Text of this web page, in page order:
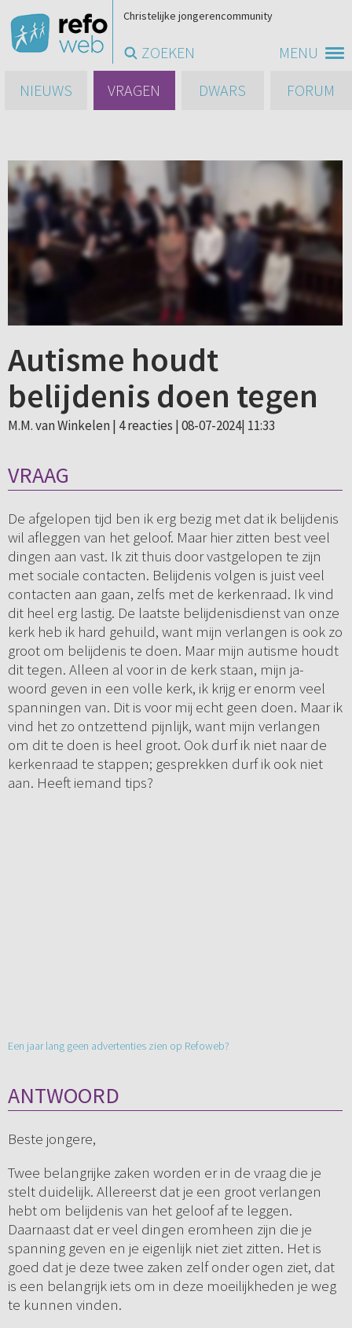
MENU
Christelijke jongerencommunity
ZOEKEN
NIEUWS
VRAGEN DWARS FORUM
Autisme houdt
belijdenis doen tegen
M.M. van Winkelen | 4 reacties | 08-07-2024| 11:33
VRAAG
De afgelopen tijd ben ik erg bezig met dat ik belijdenis
wil afleggen van het geloof. Maar hier zitten best veel
dingen aan vast. Ik zit thuis door vastgelopen te zijn
met sociale contacten. Belijdenis volgen is juist veel
contacten aan gaan, zelfs met de kerkenraad. Ik vind
dit heel erg lastig. De laatste belijdenisdienst van onze
kerk heb ik hard gehuild, want mijn verlangen is ook zo
groot om belijdenis te doen. Maar mijn autisme houdt
dit tegen. Alleen al voor in de kerk staan, mijn ja-
woord geven in een volle kerk, ik krijg er enorm veel
spanningen van. Dit is voor mij echt geen doen. Maar ik
vind het zo ontzettend pijnlijk, want mijn verlangen
om dit te doen is heel groot. Ook durf ik niet naar de
kerkenraad te stappen; gesprekken durf ik ook niet
aan. Heeft iemand tips?
Een jaar lang geen advertenties zien op Refoweb?
ANTWOORD
Beste jongere,
Twee belangrijke zaken worden er in de vraag die je
stelt duidelijk. Allereerst dat je een groot verlangen
hebt om belijdenis van het geloof af te leggen.
Daarnaast dat er veel dingen eromheen zijn die je
spanning geven en je eigenlijk niet ziet zitten. Het is
goed dat je deze twee zaken zelf onder ogen ziet, dat
is een belangrijk iets om in deze moeilijkheden je weg
te kunnen vinden.